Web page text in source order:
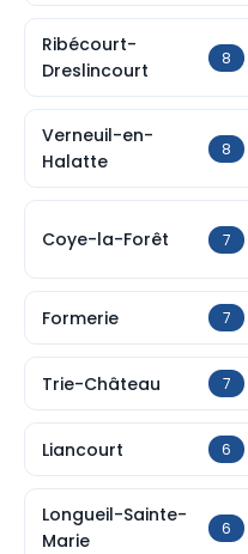
Ribécourt-
Dreslincourt
8
Verneuil-en-
Halatte
8
Coye-la-Forêt 7
Formerie 7
Trie-Château 7
Liancourt 6
Longueil-Sainte-
Marie
6